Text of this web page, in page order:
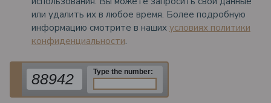
или удалить их в любое время. Более подробную
информацию смотрите в наших условиях политики
конфиденциальности.
88942 Type the number: